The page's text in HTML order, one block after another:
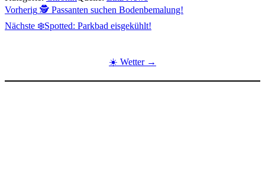
Beitragsnavigation
Vorherig 🕵️ Passanten suchen Bodenbemalung!
Nächste ❄️Spotted: Parkbad eisgekühlt!
☀️ Wetter →